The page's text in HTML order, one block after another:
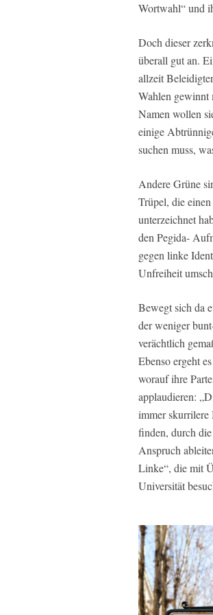
Wortwahl“ und
Doch dieser
überall gut an.
allzeit
Wahlen gewinnt
Namen wollen
einige
suchen muss,
Andere Grüne
Trüpel, die
unterzeichnet
den Pegida-
gegen linke
Unfreiheit
Bewegt sich da
der weniger
verächtlich
Ebenso ergeht
worauf ihre
applaudieren:
immer
finden, durch
Anspruch
Linke“, die mit
Universität